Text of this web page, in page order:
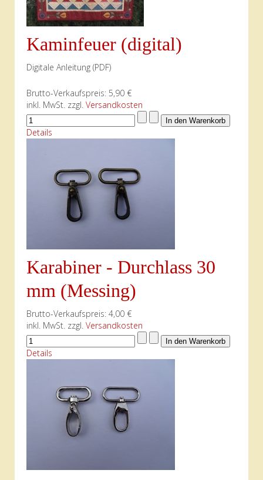
Kaminfeuer (digital)
Digitale Anleitung (PDF)
Brutto-Verkaufspreis: 5,90 €
inkl. MwSt. zzgl. Versandkosten
Details
Karabiner - Durchlass 30
mm (Messing)
Brutto-Verkaufspreis: 4,00 €
inkl. MwSt. zzgl. Versandkosten
Details